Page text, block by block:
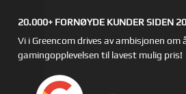
20.000+ FORNØYDE KUNDER SIDEN
Vi i Greencom drives av ambisjonen om
gamingopplevelsen til lavest mulig pris!